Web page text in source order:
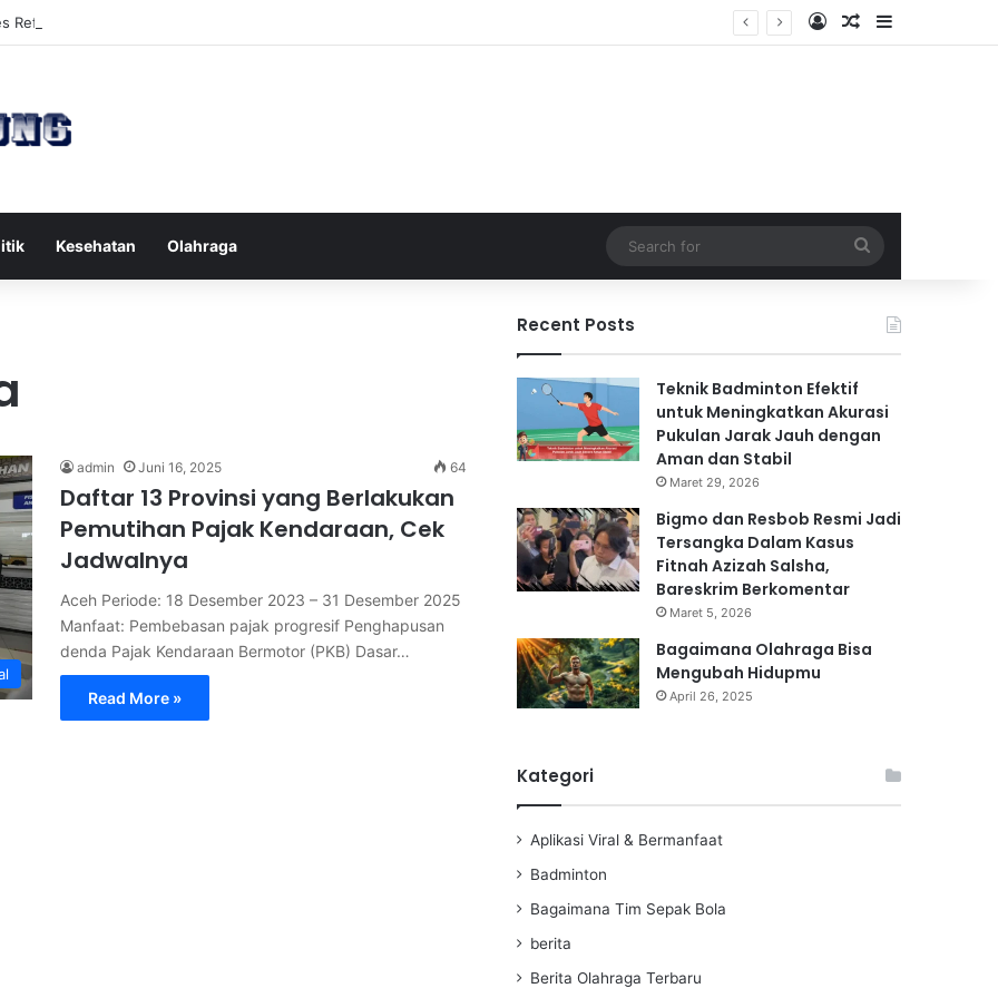
Reformer untuk Meningkatkan Kekuatan Otot Inti Secara Efektif Log InRandom Article
Sidebar
Kesehatan Olahraga
for
admin Juni 16, 2025 64
Daftar 13 Provinsi yang Berlakukan
Pemutihan Pajak Kendaraan, Cek
Jadwalnya
Aceh Periode: 18 Desember 2023 – 31 Desember 2025
Manfaat: Pembebasan pajak progresif Penghapusan
denda Pajak Kendaraan Bermotor (PKB) Dasar…
Read More »
Recent Posts
Teknik Badminton Efektif
untuk Meningkatkan Akurasi
Pukulan Jarak Jauh dengan
Aman dan Stabil
Maret 29, 2026
Bigmo dan Resbob Resmi Jadi
Tersangka Dalam Kasus
Fitnah Azizah Salsha,
Bareskrim Berkomentar
Maret 5, 2026
Bagaimana Olahraga Bisa
Mengubah Hidupmu
April 26, 2025
Kategori
Aplikasi Viral & Bermanfaat
Badminton
Bagaimana Tim Sepak Bola
berita
Berita Olahraga Terbaru